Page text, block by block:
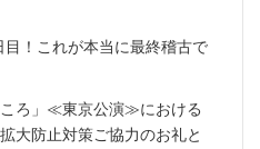
！これが本当に最終稽古で
ころ」≪東京公演≫における
大防止対策ご協力のお礼と